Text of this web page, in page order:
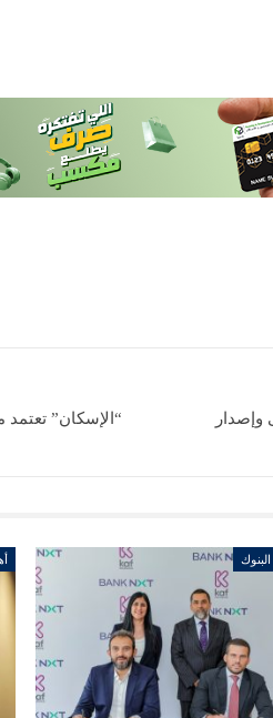
وإصدار
“الإسكان”
البنوك